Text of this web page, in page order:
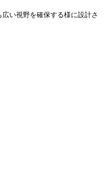
い視野を確保する様に設計さ